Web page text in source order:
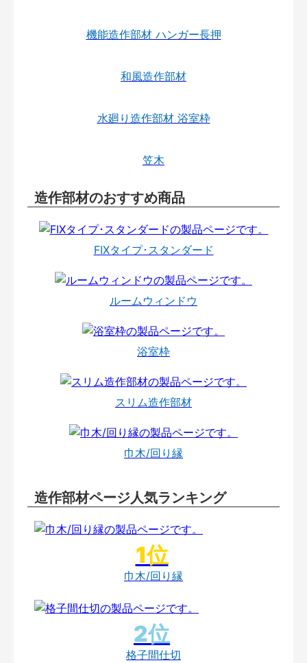
機能造作部材 ハンガー長押
和風造作部材
水廻り造作部材 浴室枠
笠木
造作部材のおすすめ商品
FIXタイプ･スタンダード
ルームウィンドウ
浴室枠
スリム造作部材
巾木/回り縁
造作部材ページ人気ランキング
巾木/回り縁
格子間仕切